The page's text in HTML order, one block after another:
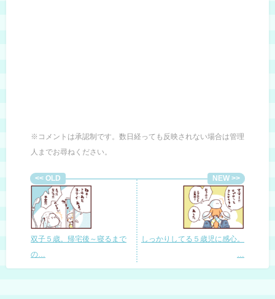
※コメントは承認制です。数日経っても反映されない場合は管理
人までお尋ねください。
双子５歳。帰宅後～寝るまで
の…
しっかりしてる５歳児に感心。